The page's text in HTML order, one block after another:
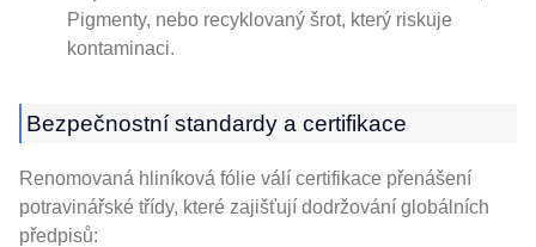
Pigmenty, nebo recyklovaný šrot, který riskuje
kontaminaci.
Bezpečnostní standardy a certifikace
Renomovaná hliníková fólie válí certifikace přenášení
potravinářské třídy, které zajišťují dodržování globálních
předpisů: